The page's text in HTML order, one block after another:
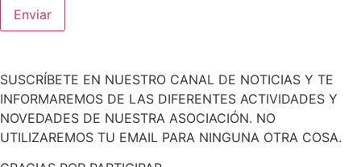
Enviar
SUSCRÍBETE EN NUESTRO CANAL DE NOTICIAS Y TE
INFORMAREMOS DE LAS DIFERENTES ACTIVIDADES Y
NOVEDADES DE NUESTRA ASOCIACIÓN. NO
UTILIZAREMOS TU EMAIL PARA NINGUNA OTRA COSA.